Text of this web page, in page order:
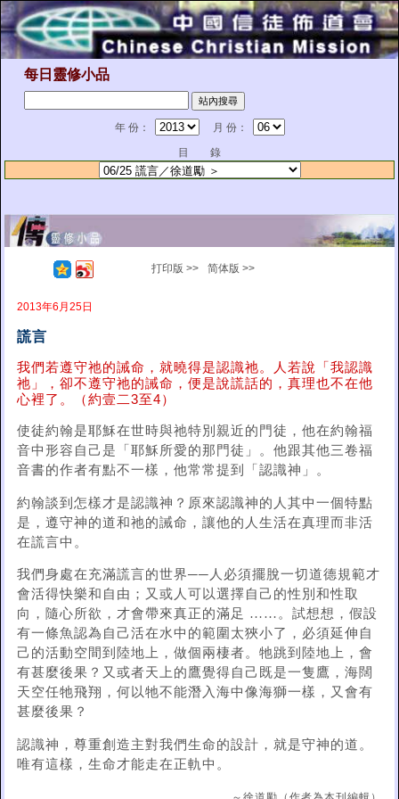
每日靈修小品
年 份：
月 份：
目 錄
打印版 >> 简体版 >>
2013年6月25日
謊言
我們若遵守祂的誡命，就曉得是認識祂。人若說「我認識
祂」，卻不遵守祂的誡命，便是說謊話的，真理也不在他
心裡了。（約壹二3至4）
使徒約翰是耶穌在世時與祂特別親近的門徒，他在約翰福
音中形容自己是「耶穌所愛的那門徒」。他跟其他三卷福
音書的作者有點不一樣，他常常提到「認識神」。
約翰談到怎樣才是認識神？原來認識神的人其中一個特點
是，遵守神的道和祂的誡命，讓他的人生活在真理而非活
在謊言中。
我們身處在充滿謊言的世界──人必須擺脫一切道德規範才
會活得快樂和自由；又或人可以選擇自己的性別和性取
向，隨心所欲，才會帶來真正的滿足 ……。試想想，假設
有一條魚認為自己活在水中的範圍太狹小了，必須延伸自
己的活動空間到陸地上，做個兩棲者。牠跳到陸地上，會
有甚麼後果？又或者天上的鷹覺得自己既是一隻鷹，海闊
天空任牠飛翔，何以牠不能潛入海中像海獅一樣，又會有
甚麼後果？
認識神，尊重創造主對我們生命的設計，就是守神的道。
唯有這樣，生命才能走在正軌中。